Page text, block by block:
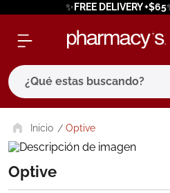
✨FREE DELIVERY
¿Qué estas buscando?
Optive
Optive
términos más buscados
1. eucerin
2. protector solar